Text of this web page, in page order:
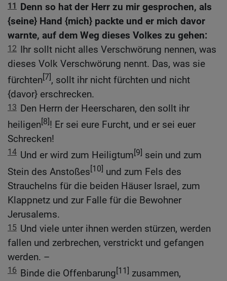
11 Denn so hat der Herr zu mir gesprochen, als
{seine} Hand {mich} packte und er mich davor
warnte, auf dem Weg dieses Volkes zu gehen:
12 Ihr sollt nicht alles Verschwörung nennen, was
dieses Volk Verschwörung nennt. Das, was sie
fürchten[7], sollt ihr nicht fürchten und nicht
{davor} erschrecken.
13 Den Herrn der Heerscharen, den sollt ihr
heiligen[8]! Er sei eure Furcht, und er sei euer
Schrecken!
14 Und er wird zum Heiligtum[9] sein und zum
Stein des Anstoßes[10] und zum Fels des
Strauchelns für die beiden Häuser Israel, zum
Klappnetz und zur Falle für die Bewohner
Jerusalems.
15 Und viele unter ihnen werden stürzen, werden
fallen und zerbrechen, verstrickt und gefangen
werden. –
16 Binde die Offenbarung[11] zusammen,